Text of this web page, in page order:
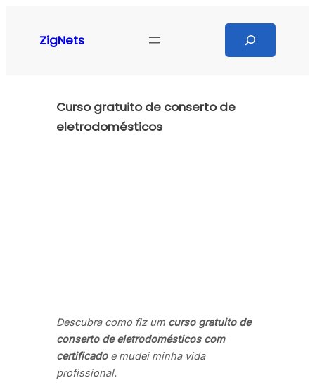
ZigNets
Curso gratuito de conserto de
eletrodomésticos
Descubra como fiz um curso gratuito de
conserto de eletrodomésticos com
certificadoe mudei minha vida
profissional.